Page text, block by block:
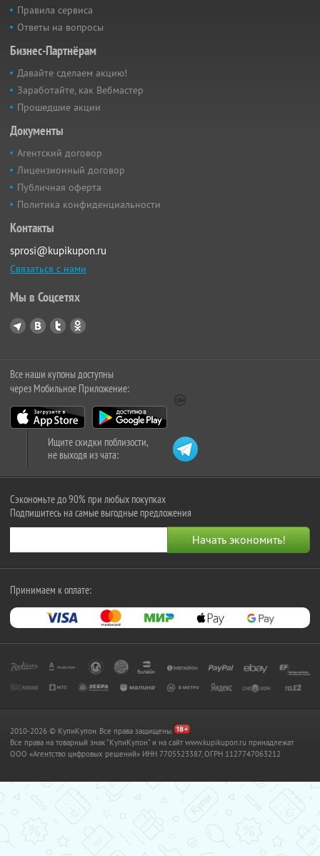
Правила сервиса
Ответы на вопросы
Бизнес-Партнёрам
Давайте сделаем акцию!
Заработайте, как Вебмастер
Прошедшие акции
Документы
Агентский договор
Лицензионный договор
Публичная оферта
Политика конфиденциальности
Контакты
sprosi@kupikupon.ru
Связаться с нами
Мы в Соцсетях
Все наши купоны доступны
через Мобильное Приложение:
Ищите скидки поблизости,
не выходя из чата:
Сэкономьте до 90% при любых покупках
Подпишитесь на самые выгодные предложения
Принимаем к оплате:
2010-2026 © КупиКупон. Все права защищены.
Все права на товарный знак "КупиКупон" и на сайт www.kupikupon.ru принадлежат
OOO «Агентство цифровых решений» ИНН 7705523387, ОГРН 1127747063212